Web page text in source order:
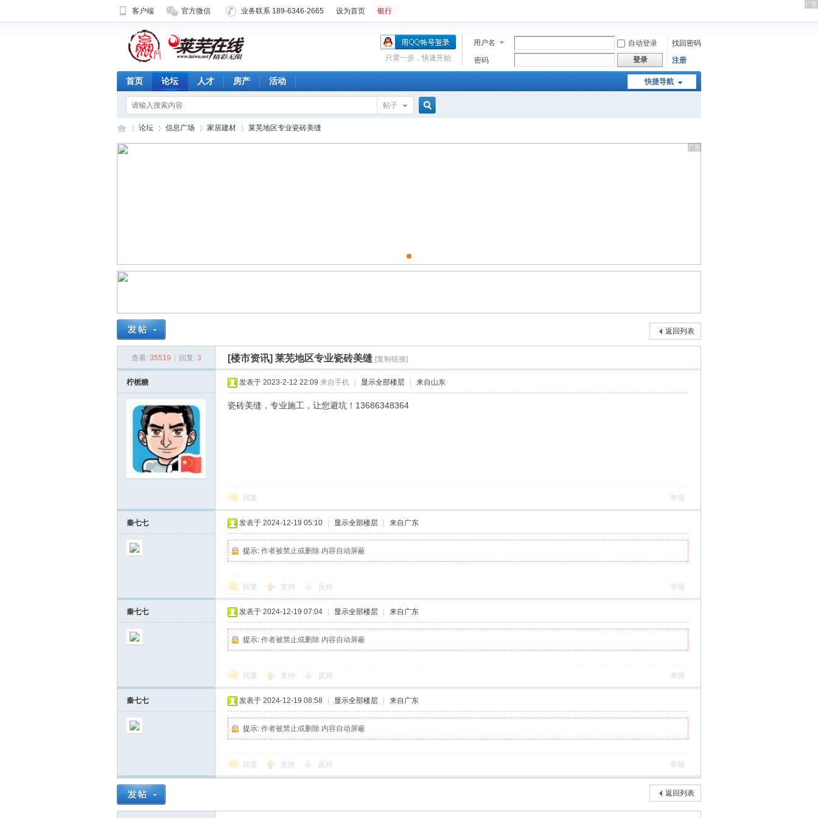
客户端 官方微信 业务联系 189-6346-2665 设为首页 银行
用户名 自动登录
找回密码
密码
登录 注册
只需一步，快速开始
快捷导航
首页 论坛 人才 房产 活动
帖子
芜
论坛 信息广场 家居建材 莱芜地区专业瓷砖美缝
返回列表
查看: 35519 回复: 3 [楼市资讯] 莱芜地区专业瓷砖美缝 [复制链接]
柠栀糖 发表于 2023-2-12 22:09 来自手机 显示全部楼层 来自山东
瓷砖美缝，专业施工，让您避坑！13686348364
回复 举报
秦七七 发表于 2024-12-19 05:10 显示全部楼层 来自广东
提示: 作者被禁止或删除 内容自动屏蔽
回复 支持 反对 举报
秦七七 发表于 2024-12-19 07:04 显示全部楼层 来自广东
提示: 作者被禁止或删除 内容自动屏蔽
回复 支持 反对 举报
秦七七 发表于 2024-12-19 08:58 显示全部楼层 来自广东
提示: 作者被禁止或删除 内容自动屏蔽
回复 支持 反对 举报
返回列表